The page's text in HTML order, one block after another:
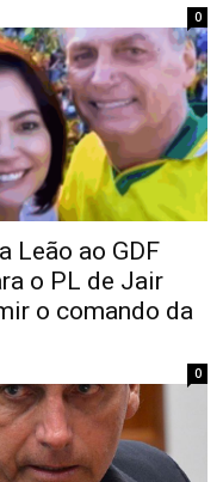
0
Leão ao GDF
o PL de Jair
o comando da
0